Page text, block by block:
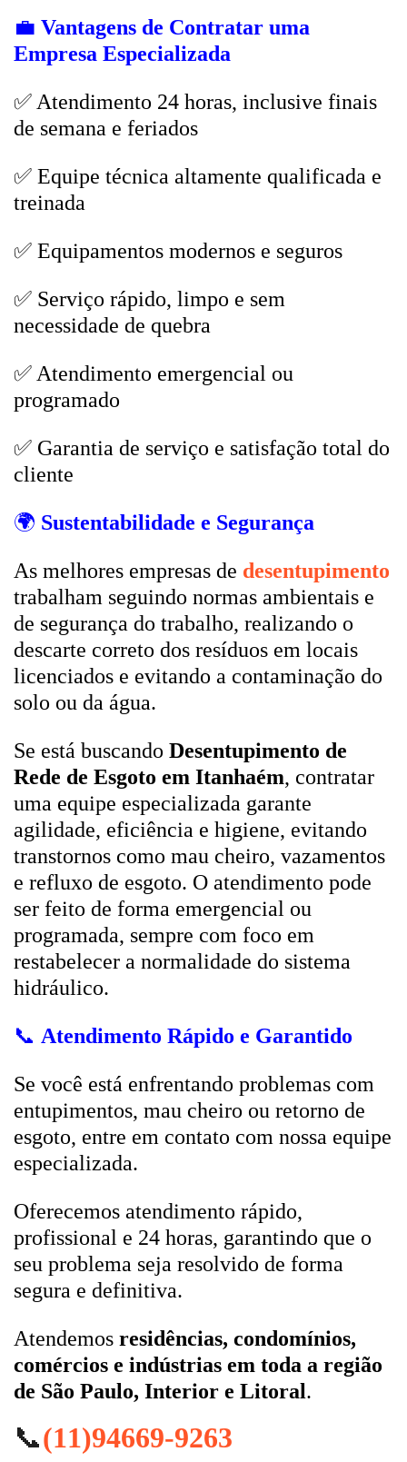
💼 Vantagens de Contratar uma
Empresa Especializada
✅ Atendimento 24 horas, inclusive finais
de semana e feriados
✅ Equipe técnica altamente qualificada e
treinada
✅ Equipamentos modernos e seguros
✅ Serviço rápido, limpo e sem
necessidade de quebra
✅ Atendimento emergencial ou
programado
✅ Garantia de serviço e satisfação total do
cliente
🌍 Sustentabilidade e Segurança
As melhores empresas de desentupimento
trabalham seguindo normas ambientais e
de segurança do trabalho, realizando o
descarte correto dos resíduos em locais
licenciados e evitando a contaminação do
solo ou da água.
Se está buscando Desentupimento de
Rede de Esgoto em Itanhaém, contratar
uma equipe especializada garante
agilidade, eficiência e higiene, evitando
transtornos como mau cheiro, vazamentos
e refluxo de esgoto. O atendimento pode
ser feito de forma emergencial ou
programada, sempre com foco em
restabelecer a normalidade do sistema
hidráulico.
📞 Atendimento Rápido e Garantido
Se você está enfrentando problemas com
entupimentos, mau cheiro ou retorno de
esgoto, entre em contato com nossa equipe
especializada.
Oferecemos atendimento rápido,
profissional e 24 horas, garantindo que o
seu problema seja resolvido de forma
segura e definitiva.
Atendemos residências, condomínios,
comércios e indústrias em toda a região
de São Paulo, Interior e Litoral.
📞(11)94669-9263